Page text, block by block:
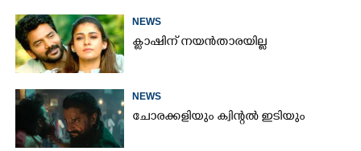
NEWS
ക്ലാഷിന് നയൻതാരയില്ല
NEWS
ചോരക്കളിയും ക്വിന്റൽ ഇടിയും